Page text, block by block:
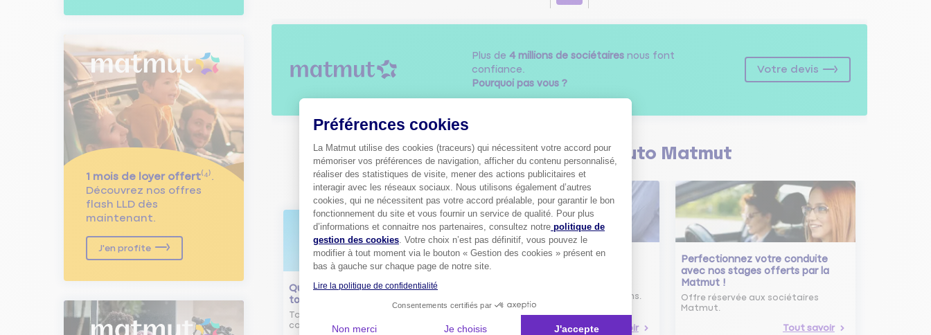
1 mois de loyer offert⁽⁴⁾.
Découvrez nos offres
flash LLD dès
maintenant.
J'en profite
Plus de 4 millions de sociétairesnous font
confiance.
Pourquoi pas vous ?
Votre devis
Découvrez lesconseilsAuto Matmut
Qu'est-ce que le nouveau radar
tourelle ?
Tout savoir sur le radar tourelle et
comment éviter les infractions.
Comment bien choisir son
assurance auto ?
assurance auto selon vos besoins.
Tout savoir
Perfectionnez votre conduite
avec nos stages offerts par la
Matmut !
Offre réservée aux sociétaires
Matmut.
Tout savoir
Préférences cookies
La Matmut utilise des cookies (traceurs) qui nécessitent votre accord pour
mémoriser vos préférences de navigation, afficher du contenu personnalisé,
réaliser des statistiques de visite, mener des actions publicitaires et
interagir avec les réseaux sociaux. Nous utilisons également d’autres
cookies, qui ne nécessitent pas votre accord préalable, pour garantir le bon
fonctionnement du site et vous fournir un service de qualité. Pour plus
d’informations et connaitre nos partenaires, consultez notre politique de
gestion des cookies. Votre choix n’est pas définitif, vous pouvez le
modifier à tout moment via le bouton « Gestion des cookies » présent en
bas à gauche sur chaque page de notre site.
Lire la politique de confidentialité
Consentements certifiés par
Non merci Je choisis J'accepte
Axeptio consent